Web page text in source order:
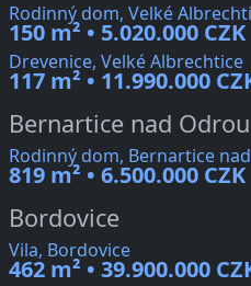
Rodinný dom, Velké
150 m² • 5.020.000 CZK
Drevenice, Velké Albrechtice
117 m² • 11.990.000
Bernartice nad Odrou
Rodinný dom, Bernartice
819 m² • 6.500.000 CZK
Bordovice
Vila, Bordovice
462 m² • 39.900.000